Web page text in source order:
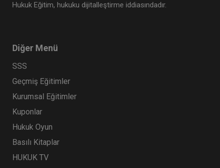
Hukuk Eğitim, hukuku dijitalleştirme iddiasındadır.
Diğer Menü
SSS
Geçmiş Eğitimler
Kurumsal Eğitimler
Kuponlar
Hukuk Oyun
Basılı Kitaplar
HUKUK TV